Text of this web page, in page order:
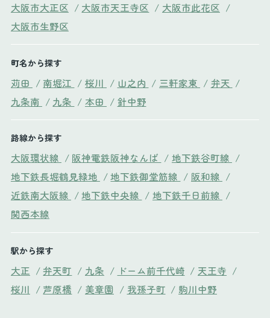
大阪市大正区 / 大阪市天王寺区 / 大阪市此花区 /
大阪市生野区
町名から探す
苅田 / 南堀江 / 桜川 / 山之内 / 三軒家東 / 弁天 /
九条南 / 九条 / 本田 / 針中野
路線から探す
大阪環状線 / 阪神電鉄阪神なんば / 地下鉄谷町線 /
地下鉄長堀鶴見緑地 / 地下鉄御堂筋線 / 阪和線 /
近鉄南大阪線 / 地下鉄中央線 / 地下鉄千日前線 /
関西本線
駅から探す
大正 / 弁天町 / 九条 / ドーム前千代崎 / 天王寺 /
桜川 / 芦原橋 / 美章園 / 我孫子町 / 駒川中野